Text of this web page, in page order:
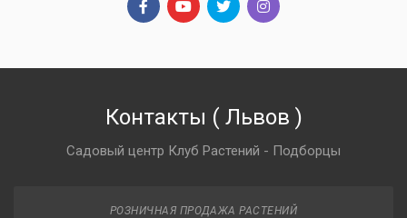
Контакты ( Львов )
Садовый центр Клуб Растений - Подборцы
РОЗНИЧНАЯ ПРОДАЖА РАСТЕНИЙ